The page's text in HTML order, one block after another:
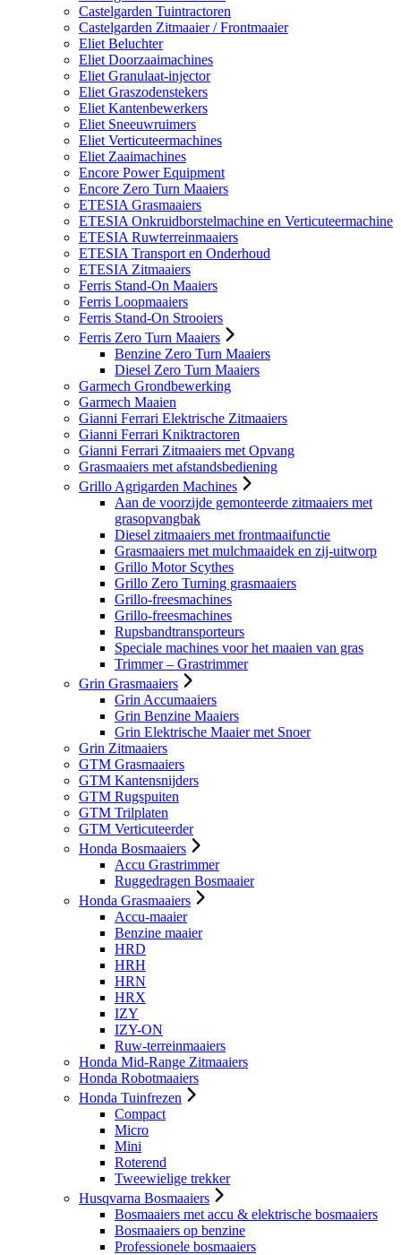
Castelgarden Tuintractoren
Castelgarden Zitmaaier / Frontmaaier
Eliet Beluchter
Eliet Doorzaaimachines
Eliet Granulaat-injector
Eliet Graszodenstekers
Eliet Kantenbewerkers
Eliet Sneeuwruimers
Eliet Verticuteermachines
Eliet Zaaimachines
Encore Power Equipment
Encore Zero Turn Maaiers
ETESIA Grasmaaiers
ETESIA Onkruidborstelmachine en Verticuteermachine
ETESIA Ruwterreinmaaiers
ETESIA Transport en Onderhoud
ETESIA Zitmaaiers
Ferris Stand-On Maaiers
Ferris Loopmaaiers
Ferris Stand-On Strooiers
Ferris Zero Turn Maaiers
Benzine Zero Turn Maaiers
Diesel Zero Turn Maaiers
Garmech Grondbewerking
Garmech Maaien
Gianni Ferrari Elektrische Zitmaaiers
Gianni Ferrari Kniktractoren
Gianni Ferrari Zitmaaiers met Opvang
Grasmaaiers met afstandsbediening
Grillo Agrigarden Machines
Aan de voorzijde gemonteerde zitmaaiers met
grasopvangbak
Diesel zitmaaiers met frontmaaifunctie
Grasmaaiers met mulchmaaidek en zij-uitworp
Grillo Motor Scythes
Grillo Zero Turning grasmaaiers
Grillo-freesmachines
Grillo-freesmachines
Rupsbandtransporteurs
Speciale machines voor het maaien van gras
Trimmer – Grastrimmer
Grin Grasmaaiers
Grin Accumaaiers
Grin Benzine Maaiers
Grin Elektrische Maaier met Snoer
Grin Zitmaaiers
GTM Grasmaaiers
GTM Kantensnijders
GTM Rugspuiten
GTM Trilplaten
GTM Verticuteerder
Honda Bosmaaiers
Accu Grastrimmer
Ruggedragen Bosmaaier
Honda Grasmaaiers
Accu-maaier
Benzine maaier
HRD
HRH
HRN
HRX
IZY
IZY-ON
Ruw-terreinmaaiers
Honda Mid-Range Zitmaaiers
Honda Robotmaaiers
Honda Tuinfrezen
Compact
Micro
Mini
Roterend
Tweewielige trekker
Husqvarna Bosmaaiers
Bosmaaiers met accu & elektrische bosmaaiers
Bosmaaiers op benzine
Professionele bosmaaiers